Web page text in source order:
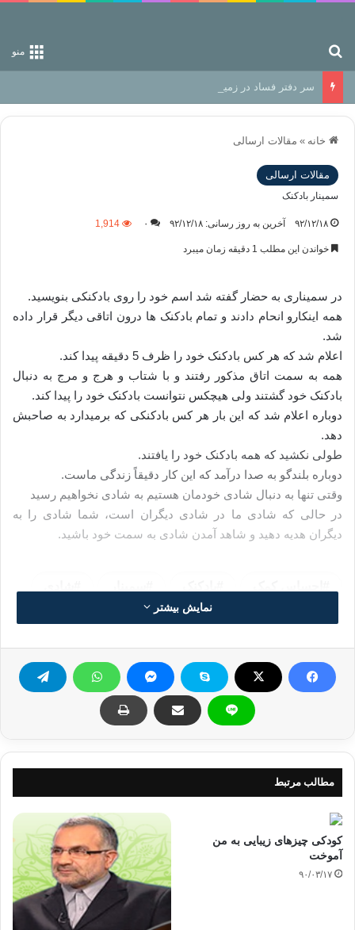
منو
سر دفتر فساد در زمین‌، دوری وکناره‌گیری از راه خداست‌!
خانه » مقالات ارسالی
مقالات ارسالی
سمینار بادکنک
۹۲/۱۲/۱۸ آخرین به روز رسانی: ۹۲/۱۲/۱۸ ۰ 1,914
خواندن این مطلب 1 دقیقه زمان میبرد
در سمیناری به حضار گفته شد اسم خود را روی بادکنکی بنویسید.
همه اینکارو انحام دادند و تمام بادکنک ها درون اتاقی دیگر قرار داده
شد.
اعلام شد که هر کس بادکنک خود را ظرف 5 دقیقه پیدا کند.
همه به سمت اتاق مذکور رفتند و با شتاب و هرج و مرج به دنبال
بادکنک خود گشتند ولی هیچکس نتوانست بادکنک خود را پیدا کند.
دوباره اعلام شد که این بار هر کس بادکنکی که برمیدارد به صاحبش
دهد.
طولی نکشید که همه بادکنک خود را یافتند.
دوباره بلندگو به صدا درآمد که این کار دقیقاً زندگی ماست.
وقتی تنها به دنبال شادی خودمان هستیم به شادی نخواهیم رسید
در حالی که شادی ما در شادی دیگران است، شما شادی را به
دیگران هدیه دهید و شاهد آمدن شادی به سمت خود باشید.
نمایش بیشتر
مطالب مرتبط
کودکی چیزهای زیبایی به من
آموخت
۹۰/۰۳/۱۷